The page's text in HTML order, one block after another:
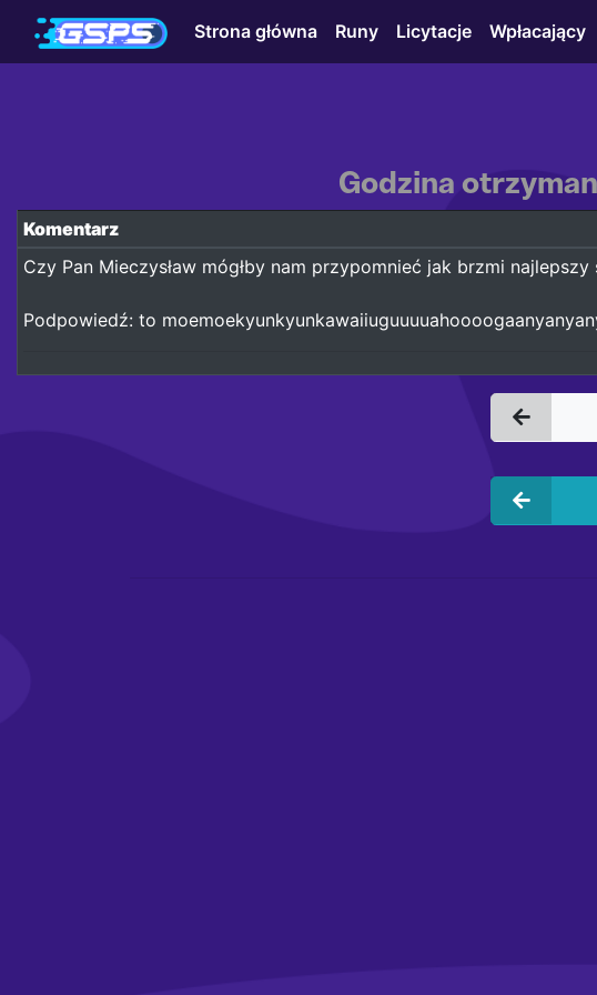
Strona główna Runy Licytacje Wpłacający
Godzina
Komentarz
Czy Pan Mieczysław mógłby nam przypomnieć jak brzmi
Podpowiedź: to